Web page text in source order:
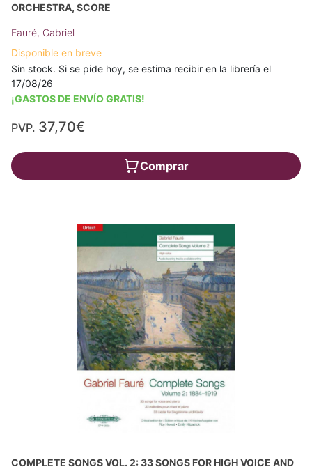
ORCHESTRA, SCORE
Fauré, Gabriel
Disponible en breve
Sin stock. Si se pide hoy, se estima recibir en la librería el
17/08/26
¡GASTOS DE ENVÍO GRATIS!
PVP. 37,70€
Comprar
COMPLETE SONGS VOL. 2: 33 SONGS FOR HIGH VOICE AND